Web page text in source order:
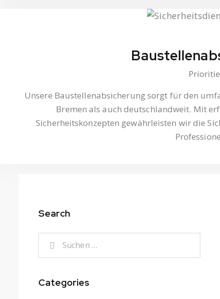
Unsere Baustellenabsicherung sorgt für den
Bremen als auch deutschlandweit. Mit
Sicherheitskonzepten gewährleisten wir die
Search
Categories